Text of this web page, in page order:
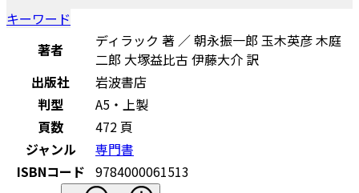
キーワード
著者
ディラック 著 ／ 朝永振一郎 玉木英彦 木庭
二郎 大塚益比古 伊藤大介 訳
出版社
岩波書店
判型
A5・上製
頁数
472 頁
ジャンル
専門書
ISBNコード 9784000061513